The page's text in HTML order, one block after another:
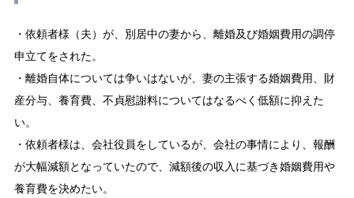
・依頼者様（夫）が、別居中の妻から、離婚及び婚姻費用の調停
申立てをされた。
・離婚自体については争いはないが、妻の主張する婚姻費用、財
産分与、養育費、不貞慰謝料についてはなるべく低額に抑えた
い。
・依頼者様は、会社役員をしているが、会社の事情により、報酬
が大幅減額となっていたので、減額後の収入に基づき婚姻費用や
養育費を決めたい。